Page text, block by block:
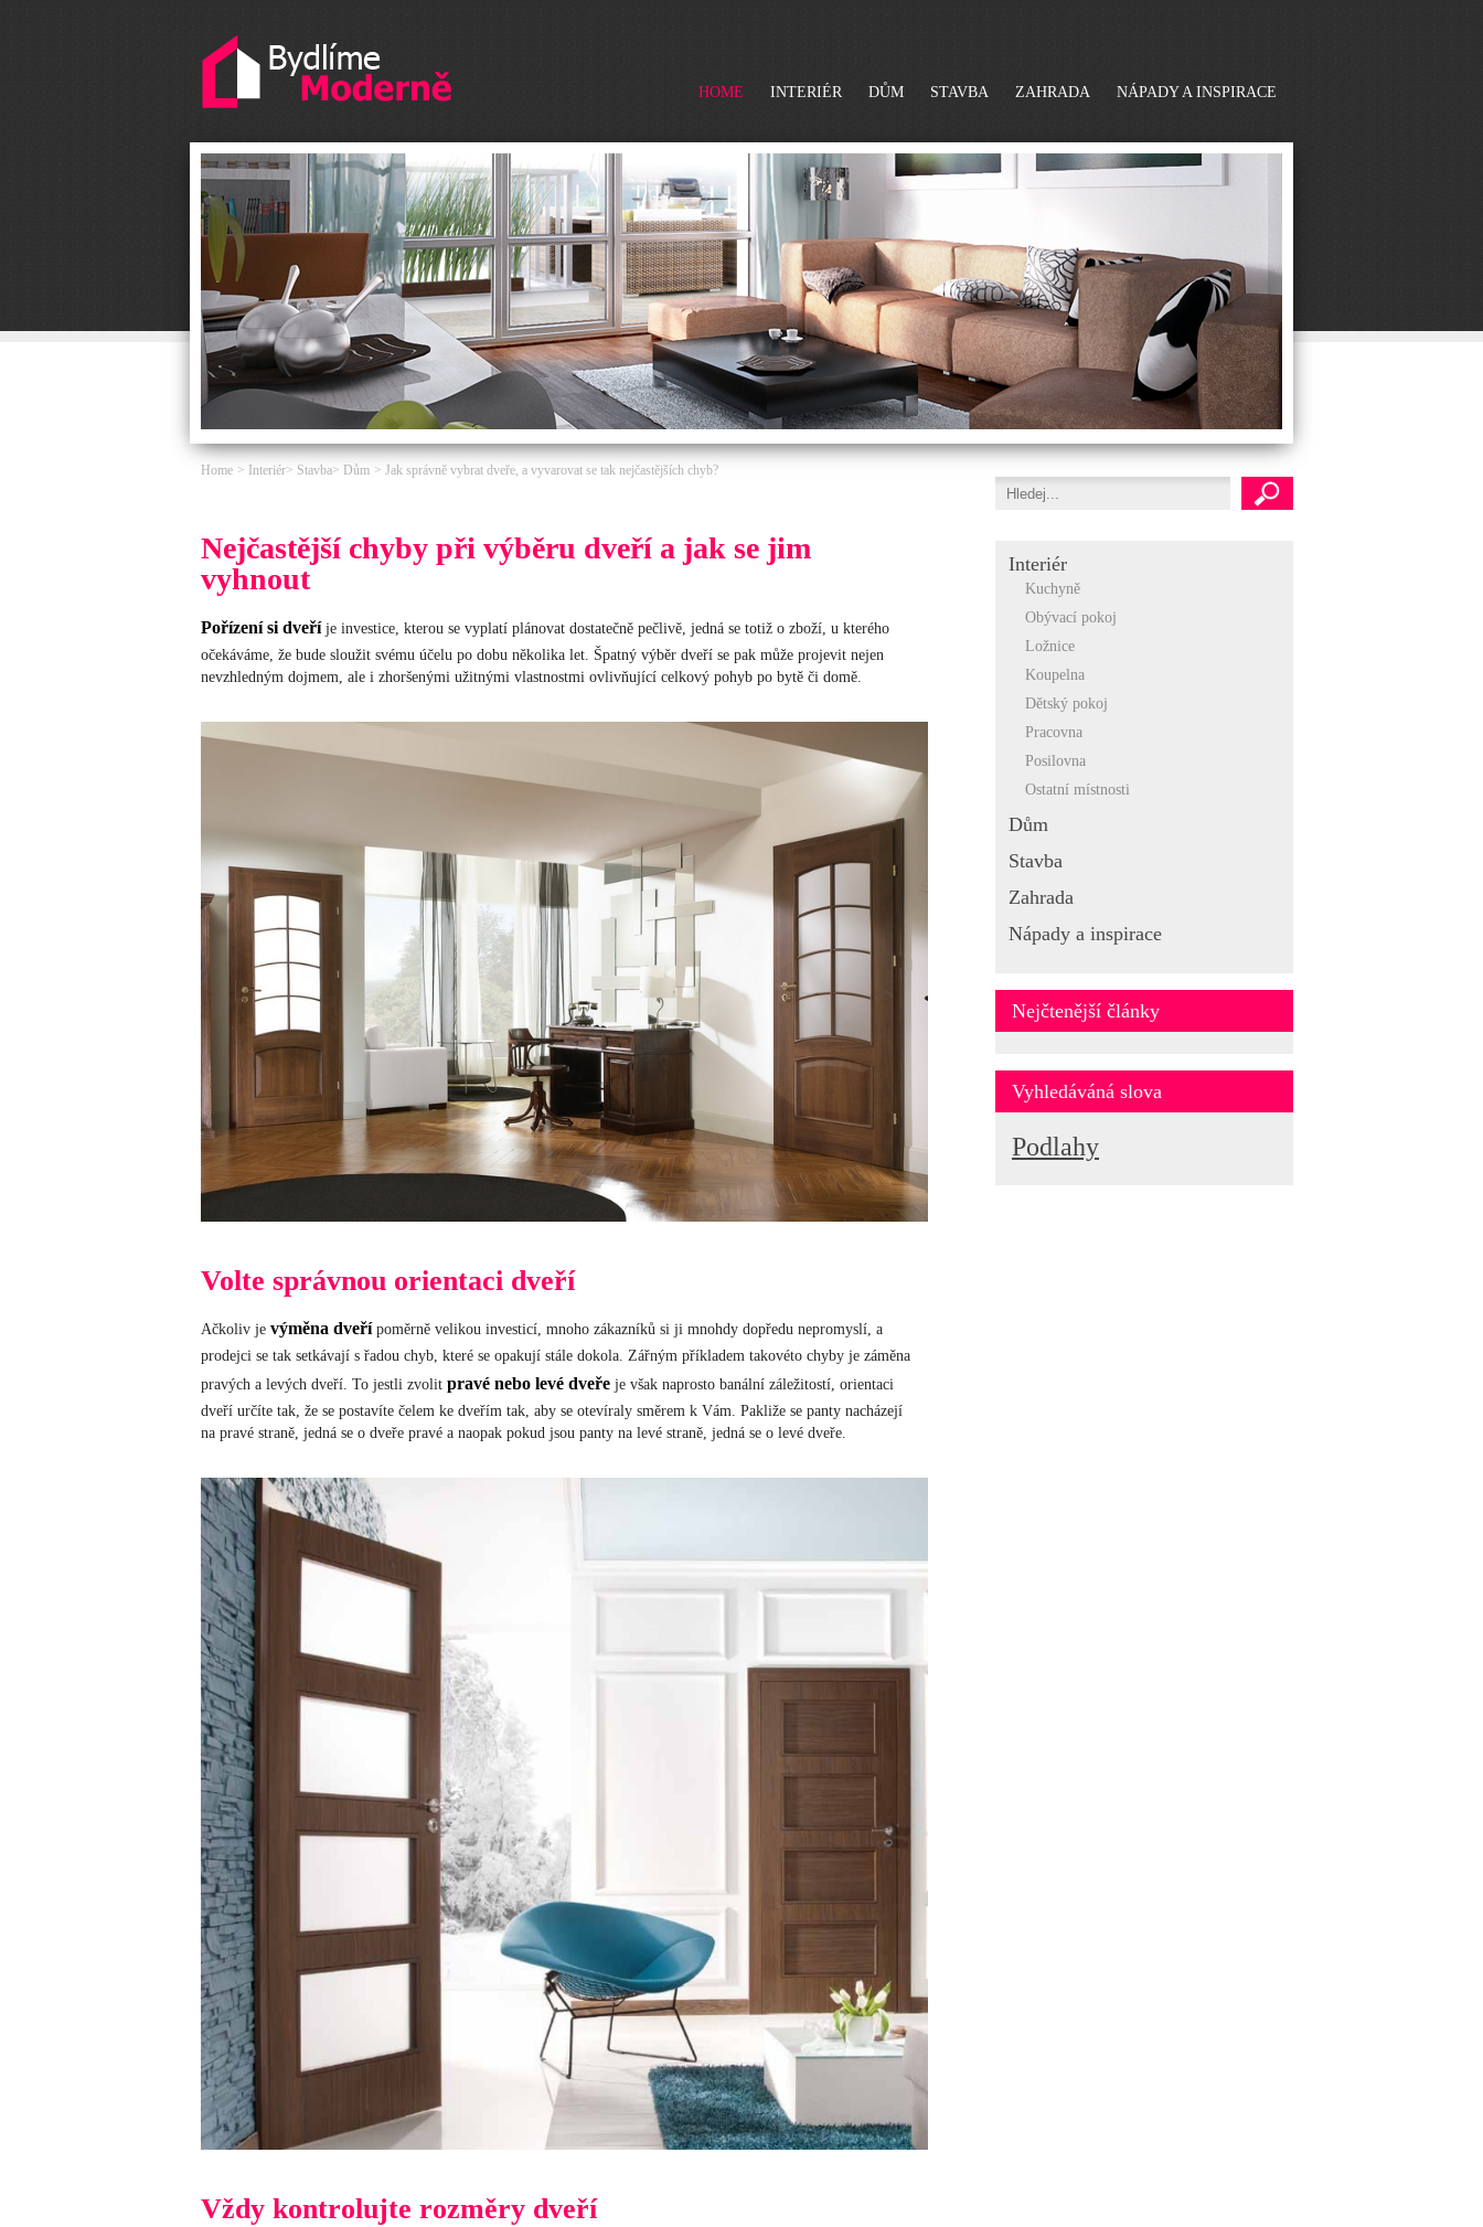
HOME INTERIÉR DŮM STAVBA ZAHRADA NÁPADY A INSPIRACE
Interiér
Kuchyně
Obývací pokoj
Ložnice
Koupelna
Dětský pokoj
Pracovna
Posilovna
Ostatní místnosti
Dům
Stavba
Zahrada
Nápady a inspirace
Nejčtenější články
Vyhledáváná slova
Podlahy
Home Interiér Stavba Dům Jak správně vybrat dveře, a vyvarovat se tak nejčastějších chyb?
Nejčastější chyby při výběru dveří a jak se jim
vyhnout
Pořízení si dveříje investice, kterou se vyplatí plánovat dostatečně pečlivě, jedná se totiž o zboží, u kterého
očekáváme, že bude sloužit svému účelu po dobu několika let. Špatný výběr dveří se pak může projevit nejen
nevzhledným dojmem, ale i zhoršenými užitnými vlastnostmi ovlivňující celkový pohyb po bytě či domě.
Volte správnou orientaci dveří
Ačkoliv je výměna dveřípoměrně velikou investicí, mnoho zákazníků si ji mnohdy dopředu nepromyslí, a
prodejci se tak setkávají s řadou chyb, které se opakují stále dokola. Zářným příkladem takovéto chyby je záměna
pravých a levých dveří. To jestli zvolit pravé nebo levé dveře je však naprosto banální záležitostí, orientaci
dveří určíte tak, že se postavíte čelem ke dveřím tak, aby se otevíraly směrem k Vám. Pakliže se panty nacházejí
na pravé straně, jedná se o dveře pravé a naopak pokud jsou panty na levé straně, jedná se o levé dveře.
Vždy kontrolujte rozměry dveří